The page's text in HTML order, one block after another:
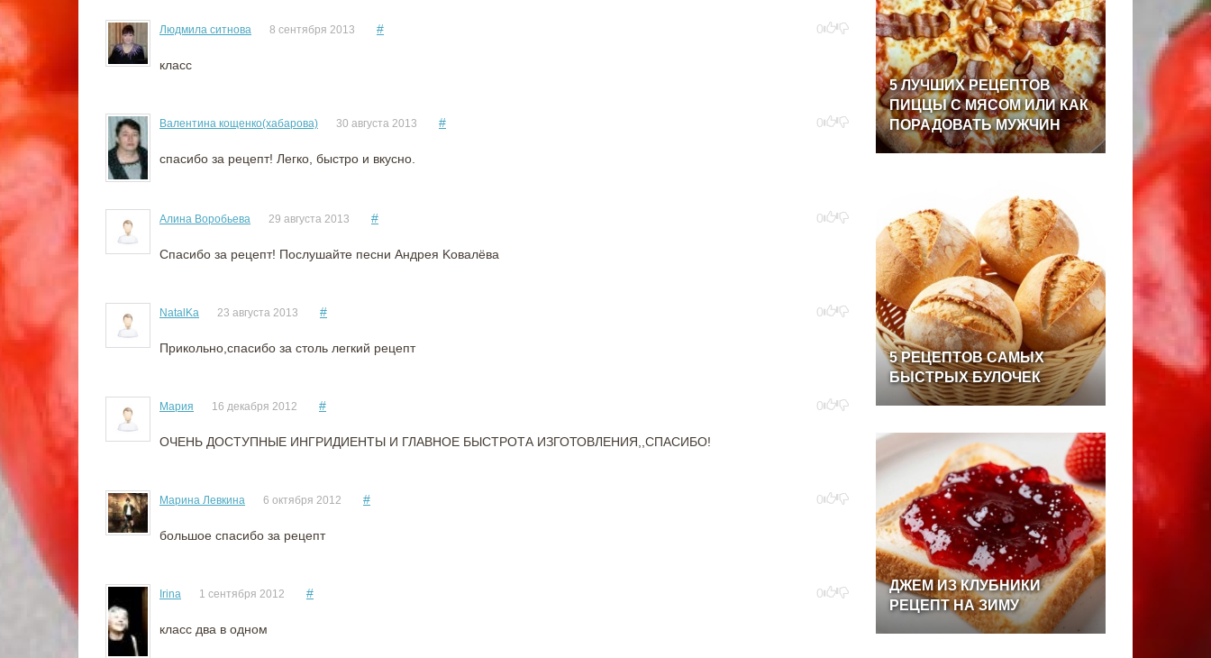
Людмила ситнова 8 сентября 2013 # 0
класс
Валентина кощенко(хабарова) 30 августа 2013 # 0
спасибо за рецепт! Легко, быстро и вкусно.
Алина Воробьева 29 августа 2013 # 0
Спасибо за рецепт! Послушайте песни Андрея Kовалёва
NatalKa 23 августа 2013 # 0
Прикольно,спасибо за столь легкий рецепт
Мария 16 декабря 2012 # 0
ОЧЕНЬ ДОСТУПНЫЕ ИНГРИДИЕНТЫ И ГЛАВНОЕ БЫСТРОТА ИЗГОТОВЛЕНИЯ,,СПАСИБО!
Марина Левкина 6 октября 2012 # 0
большое спасибо за рецепт
Irina 1 сентября 2012 # 0
класс два в одном
5ЛУЧШИХРЕЦЕПТОВ
ПИЦЦЫСМЯСОМИЛИКАК
ПОРАДОВАТЬМУЖЧИН
5РЕЦЕПТОВСАМЫХ
БЫСТРЫХБУЛОЧЕК
ДЖЕМИЗКЛУБНИКИ
РЕЦЕПТНАЗИМУ